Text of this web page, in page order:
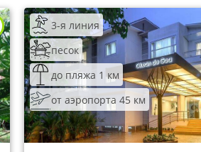
3-я линия
песок
до пляжа 1 км
от аэропорта 45 км